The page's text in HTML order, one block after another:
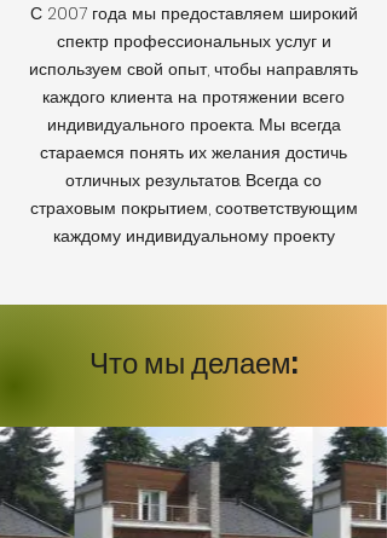
С 2007 года мы предоставляем широкий
спектр профессиональных услуг и
используем свой опыт, чтобы направлять
каждого клиента на протяжении всего
индивидуального проекта. Мы всегда
стараемся понять их желания достичь
отличных результатов. Всегда со
страховым покрытием, соответствующим
каждому индивидуальному проекту
Что мы делаем: